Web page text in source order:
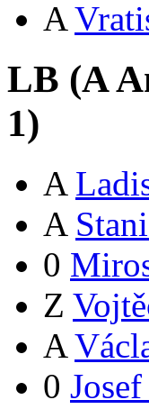
A
LB (A
1)
A
A
0
Z
A
0